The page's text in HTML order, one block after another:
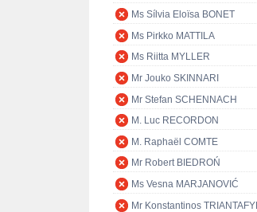
Ms Sílvia Eloïsa BONET
Ms Pirkko MATTILA
Ms Riitta MYLLER
Mr Jouko SKINNARI
Mr Stefan SCHENNACH
M. Luc RECORDON
M. Raphaël COMTE
Mr Robert BIEDROŃ
Ms Vesna MARJANOVIĆ
Mr Konstantinos